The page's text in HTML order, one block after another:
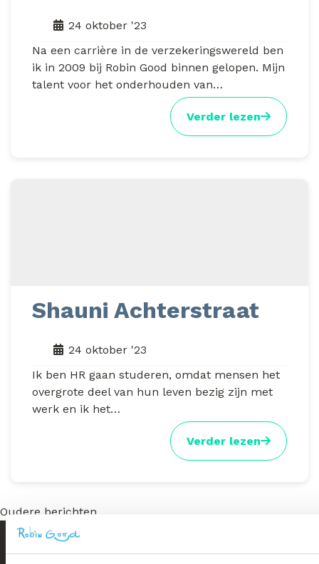
24 oktober '23
Na een carrière in de verzekeringswereld ben
ik in 2009 bij Robin Good binnen gelopen. Mijn
talent voor het onderhouden van…
Verder lezen
Shauni Achterstraat
24 oktober '23
Ik ben HR gaan studeren, omdat mensen het
overgrote deel van hun leven bezig zijn met
werk en ik het…
Verder lezen
Berichtennavigatie
Oudere berichten